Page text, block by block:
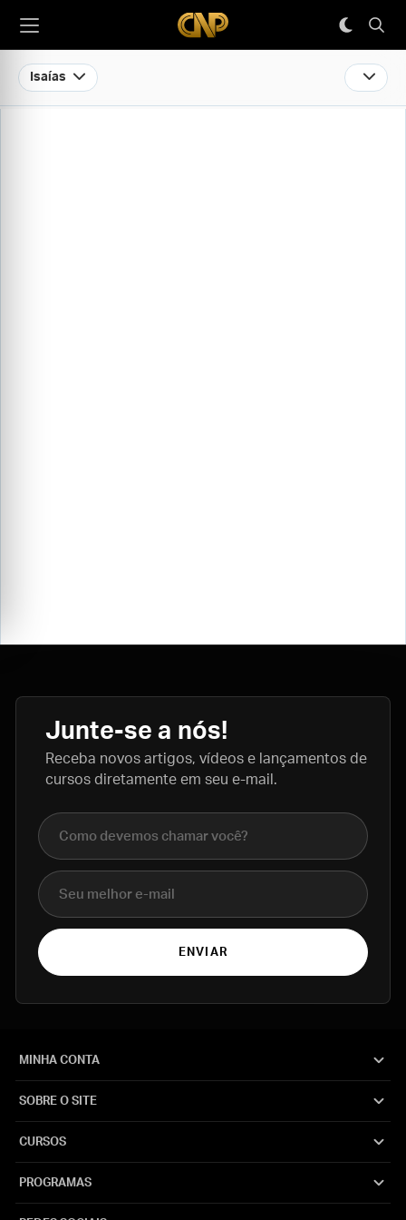
Isaías
Junte-se a nós!
Receba novos artigos, vídeos e lançamentos de
cursos diretamente em seu e-mail.
Nome completo
E-mail
ENVIAR
MINHA CONTA
SOBRE O SITE
CURSOS
PROGRAMAS